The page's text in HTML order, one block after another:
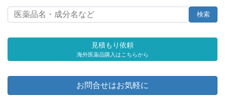
見積もり依頼
海外医薬品購入はこちらから
お問合せはお気軽に